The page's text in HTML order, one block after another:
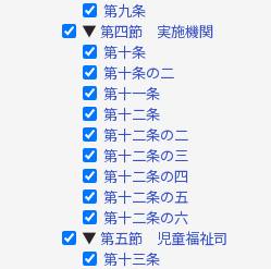
第九条
▶ 第四節 実施機関
第十条
第十条の二
第十一条
第十二条
第十二条の二
第十二条の三
第十二条の四
第十二条の五
第十二条の六
▶ 第五節 児童福祉司
第十三条